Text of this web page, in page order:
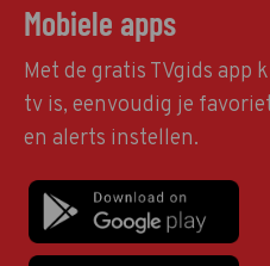
Mobiele apps
Met de gratis TVgids app
tv is, eenvoudig je
en alerts instellen.